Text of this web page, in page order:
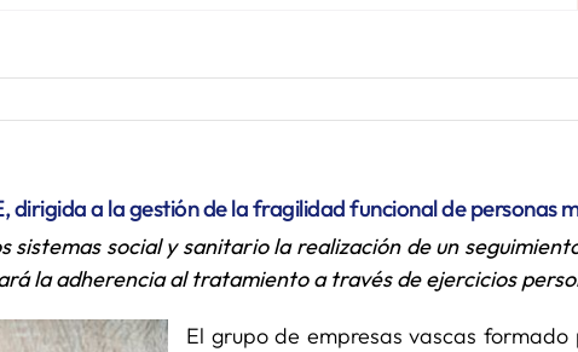
a la gestión de la fragilidad funcional de personas
sistemas social y sanitario la realización de un
la adherencia al tratamiento a través de ejercicios
El grupo de empresas vascas formado